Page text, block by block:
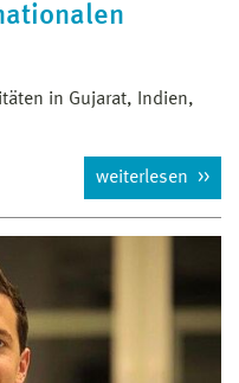
in Gujarat, Indien,
weiterlesen